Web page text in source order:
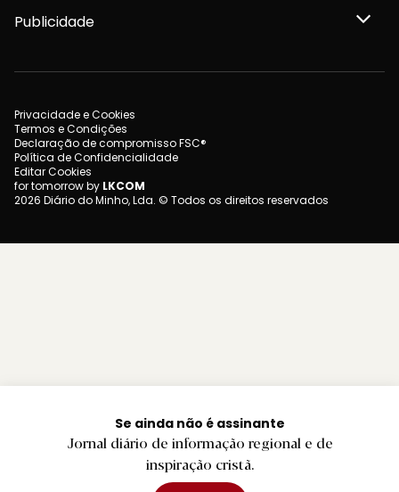
Se ainda não é assinante
Jornal diário de informação regional e de
inspiração cristã.
Publicidade
Privacidade e Cookies
Termos e Condições
Declaração de compromisso FSC®
Política de Confidencialidade
Editar Cookies
for tomorrow by LKCOM
2026 Diário do Minho, Lda. © Todos os direitos reservados